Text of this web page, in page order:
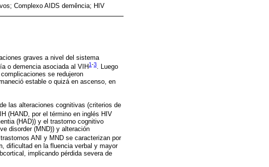
Complexo AIDS demência; HIV
graves a nivel del sistema
o demencia asociada al VIH1-3. Luego
se redujeron
estable o quizá en ascenso, en
las alteraciones cognitivas (criterios de
(HAND, por el término en inglés HIV
(HAD)) y el trastorno cognitivo
disorder (MND)) y alteración
ANI y MND se caracterizan por
dificultad en la fluencia verbal y mayor
implicando pérdida severa de